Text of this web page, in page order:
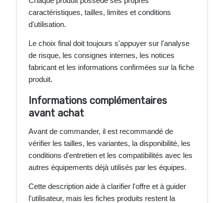
caractéristiques, tailles, limites et conditions
d'utilisation.
Le choix final doit toujours s'appuyer sur l'analyse
de risque, les consignes internes, les notices
fabricant et les informations confirmées sur la fiche
produit.
Informations complémentaires
avant achat
Avant de commander, il est recommandé de
vérifier les tailles, les variantes, la disponibilité, les
conditions d'entretien et les compatibilités avec les
autres équipements déjà utilisés par les équipes.
Cette description aide à clarifier l'offre et à guider
l'utilisateur, mais les fiches produits restent la